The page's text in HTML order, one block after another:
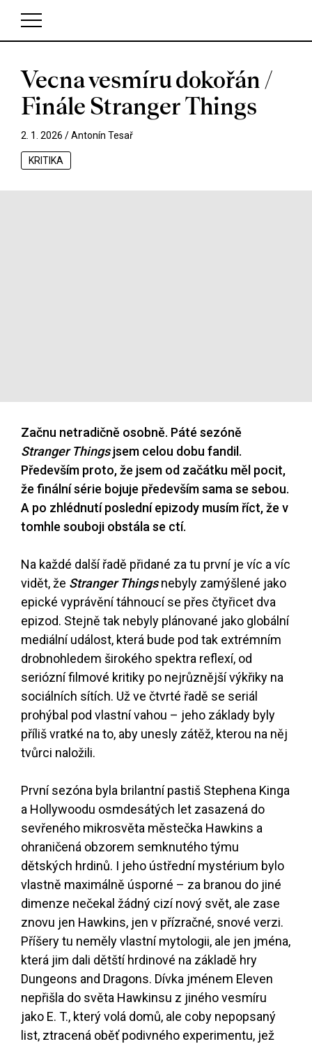
V košíku zatím nemáte žádné položky.
Vecna vesmíru dokořán /
Finále Stranger Things
2. 1. 2026 /Antonín Tesař
KRITIKA
Začnu netradičně osobně. Páté sezóně
Stranger Thingsjsem celou dobu fandil.
Především proto, že jsem od začátku měl pocit,
že finální série bojuje především sama se sebou.
A po zhlédnutí poslední epizody musím říct, že v
tomhle souboji obstála se ctí.
Na každé další řadě přidané za tu první je víc a víc
vidět, že Stranger Things nebyly zamýšlené jako
epické vyprávění táhnoucí se přes čtyřicet dva
epizod. Stejně tak nebyly plánované jako globální
mediální událost, která bude pod tak extrémním
drobnohledem širokého spektra reflexí, od
seriózní filmové kritiky po nejrůznější výkřiky na
sociálních sítích. Už ve čtvrté řadě se seriál
prohýbal pod vlastní vahou – jeho základy byly
příliš vratké na to, aby unesly zátěž, kterou na něj
tvůrci naložili.
První sezóna byla brilantní pastiš Stephena Kinga
a Hollywoodu osmdesátých let zasazená do
sevřeného mikrosvěta městečka Hawkins a
ohraničená obzorem semknutého týmu
dětských hrdinů. I jeho ústřední mystérium bylo
vlastně maximálně úsporné – za branou do jiné
dimenze nečekal žádný cizí nový svět, ale zase
znovu jen Hawkins, jen v přízračné, snové verzi.
Příšery tu neměly vlastní mytologii, ale jen jména,
která jim dali dětští hrdinové na základě hry
Dungeons and Dragons. Dívka jménem Eleven
nepřišla do světa Hawkinsu z jiného vesmíru
jako E. T., který volá domů, ale coby nepopsaný
list, ztracená oběť podivného experimentu, jež